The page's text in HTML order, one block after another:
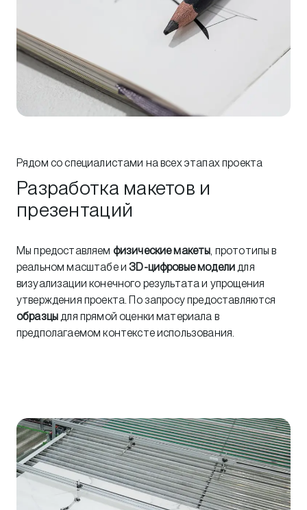
Рядом со специалистами на всех этапах проекта
Разработка макетов и
презентаций
Мы предоставляем физические макеты , прототипы в
реальном масштабе и3D-цифровые модели для
визуализации конечного результата и упрощения
утверждения проекта. По запросу предоставляются
образцы для прямой оценки материала в
предполагаемом контексте использования.